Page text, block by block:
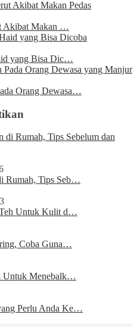
Akibat Makan …
yang Bisa Dic…
Orang Dewasa…
Rumah, Tips Seb…
Teh Untuk Kulit d…
Coba Guna…
Untuk Menebalk…
Perlu Anda Ke…